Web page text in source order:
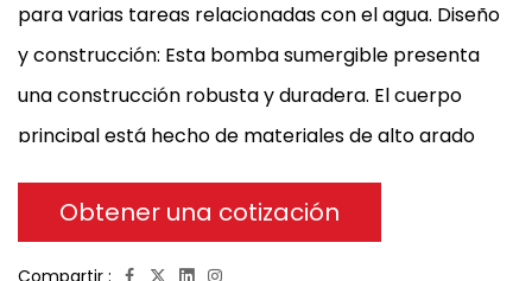
para varias tareas relacionadas con el agua. Diseño
y construcción: Esta bomba sumergible presenta
una construcción robusta y duradera. El cuerpo
principal está hecho de materiales de alto grado
que no solo son resistentes a la corrosión, sino que
también pueden soportar los rigores de la
Obtener una cotización
Compartir :